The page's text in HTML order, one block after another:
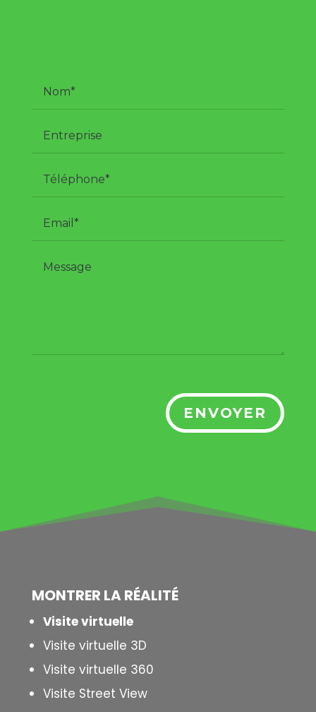
ENVOYER
MONTRER LARÉALITÉ
Visite virtuelle
Visite virtuelle 3D
Visite virtuelle 360
Visite Street View